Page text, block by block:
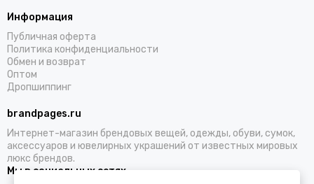
Информация
Публичная оферта
Политика конфиденциальности
Обмен и возврат
Оптом
Дропшиппинг
brandpages.ru
Интернет-магазин брендовых вещей, одежды, обуви, сумок,
аксессуаров и ювелирных украшений от известных мировых
люкс брендов.
Мы в социальных сетях